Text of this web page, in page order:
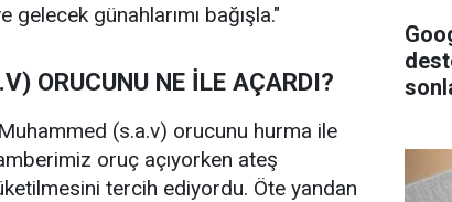
günahlarımı bağışla."
ORUCUNU NE İLE AÇARDI?
(s.a.v) orucunu hurma ile
oruç açıyorken ateş
tercih ediyordu. Öte yandan